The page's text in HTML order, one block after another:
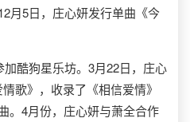
月5日，庄心妍发行单曲《今
酷狗星乐坊。3月22日，庄心
歌》，收录了《相信爱情》
。4月份，庄心妍与萧全合作